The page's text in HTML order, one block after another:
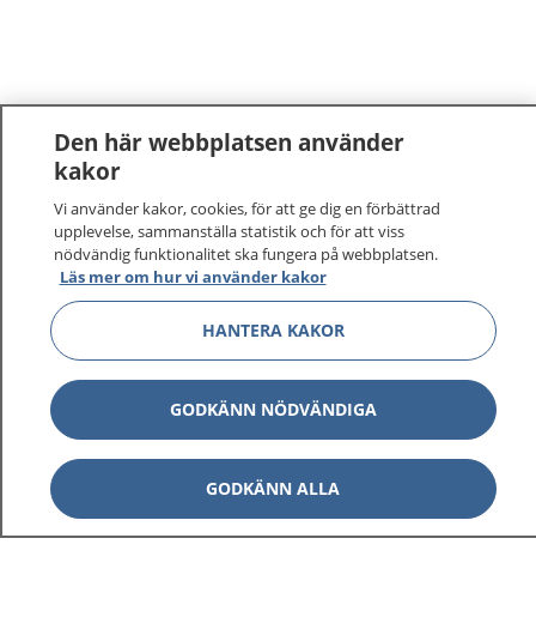
Den här webbplatsen använder
kakor
Vi använder kakor, cookies, för att ge dig en förbättrad
upplevelse, sammanställa statistik och för att viss
nödvändig funktionalitet ska fungera på webbplatsen.
Läs mer om hur vi använder kakor
HANTERA KAKOR
GODKÄNN NÖDVÄNDIGA
GODKÄNN ALLA